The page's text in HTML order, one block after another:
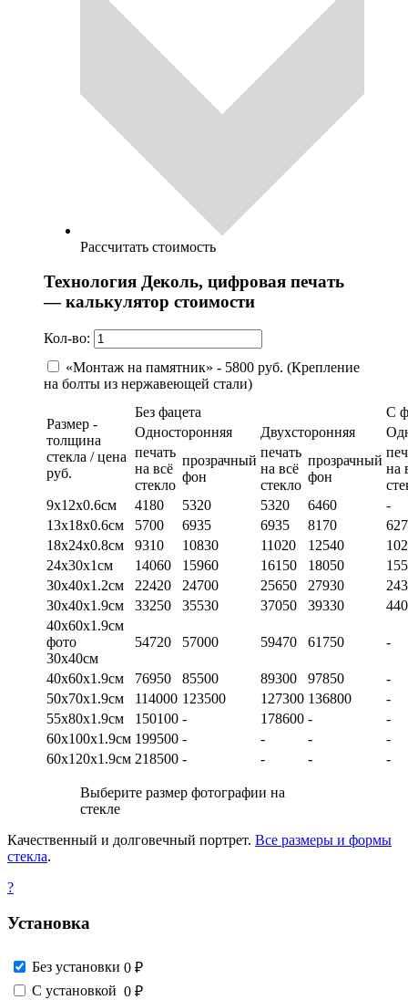
Рассчитать стоимость
Технология Деколь, цифровая печать
— калькулятор стоимости
Кол-во:
«Монтаж на памятник» - 5800 руб. (Крепление
на болты из нержавеющей стали)
Размер -
толщина
стекла / цена
руб.
Без фацета
С
Односторонняя
Двухсторонняя
печать
на всё
стекло
прозрачный
фон
печать
на всё
стекло
прозрачный
фон
на
9х12х0.6см
4180 5320 5320 6460
-
13х18х0.6см
5700 6935 6935 8170
18х24х0.8см
9310 10830 11020 12540
24х30х1см
14060 15960 16150 18050
30х40х1.2см
22420 24700 25650 27930
30х40х1.9см
33250 35530 37050 39330
40х60х1.9см
фото
30х40см
54720 57000 59470 61750 -
40х60х1.9см 76950 85500 89300 97850
-
50х70х1.9см
114000 123500 127300 136800
-
55х80х1.9см
150100 - 178600 -
-
60х100х1.9см 199500 - - -
-
60х120х1.9см 218500 - - - -
Выберите размер фотографии на
стекле
Качественный и долговечный портрет. Все размеры и формы
стекла.
?
Установка
Без установки 0 ₽
С установкой 0 ₽